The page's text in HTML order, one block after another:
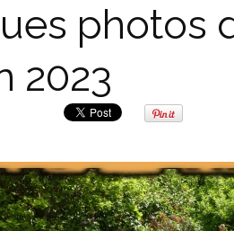
photos
2023